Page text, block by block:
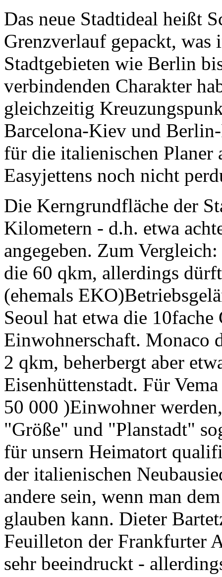
Das neue Stadtideal heißt
Grenzverlauf gepackt, was
Stadtgebieten wie Berlin
verbindenden Charakter
gleichzeitig
Barcelona-Kiev und
für die italienischen Planer
Easyjettens noch nicht
Die Kerngrundfläche der
Kilometern - d.h. etwa
angegeben. Zum
die 60 qkm, allerdings
(ehemals
Seoul hat etwa die
Einwohnerschaft. Monaco
2 qkm, beherbergt aber
Eisenhüttenstadt. Für
50 000 )Einwohner
"Größe" und "Planstadt"
für unsern Heimatort
der italienischen
andere sein, wenn man
glauben kann. Dieter
Feuilleton der Frankfurter
sehr beeindruckt -